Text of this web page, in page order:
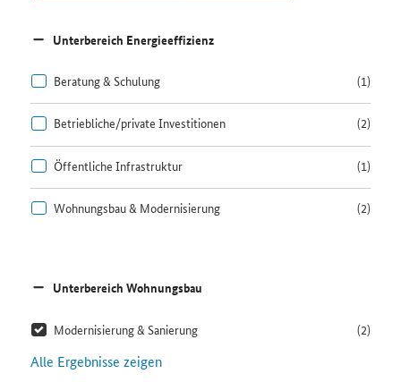
Unterbereich Energieeffizienz
Beratung & Schulung (1)
Betriebliche/private Investitionen (2)
Öffentliche Infrastruktur (1)
Wohnungsbau & Modernisierung (2)
Unterbereich Wohnungsbau
Modernisierung & Sanierung (2)
Alle Ergebnisse zeigen